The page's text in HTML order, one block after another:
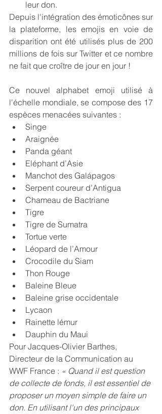
leur don.
Depuis l'intégration des émoticônes sur
la plateforme, les emojis en voie de
disparition ont été utilisés plus de 200
millions de fois sur Twitter et ce nombre
ne fait que croître de jour en jour !
Ce nouvel alphabet emoji utilisé à
l'échelle mondiale, se compose des 17
espèces menacées suivantes :
Singe
Araignée
Panda géant
Eléphant d’Asie
Manchot des Galápagos
Serpent coureur d’Antigua
Chameau de Bactriane
Tigre
Tigre de Sumatra
Tortue verte
Léopard de l’Amour
Crocodile du Siam
Thon Rouge
Baleine Bleue
Baleine grise occidentale
Lycaon
Rainette lémur
Dauphin du Maui
Pour Jacques-Olivier Barthes,
Directeur de la Communication au
WWF France : « Quand il est question
de collecte de fonds, il est essentiel de
proposer un moyen simple de faire un
don. En utilisant l'un des principaux